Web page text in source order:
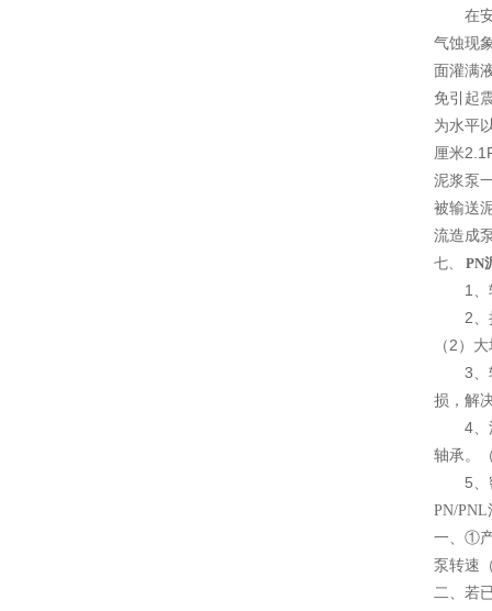
在安
气蚀现
面灌满
免引起
为水平
厘米
泥浆泵
被输送
流造成
七、 PN
1、轴
2、扬
（2）
3、轴
损，解
4、泥
轴承。
5、密
PN/PNL
一、①
泵转速
二、若